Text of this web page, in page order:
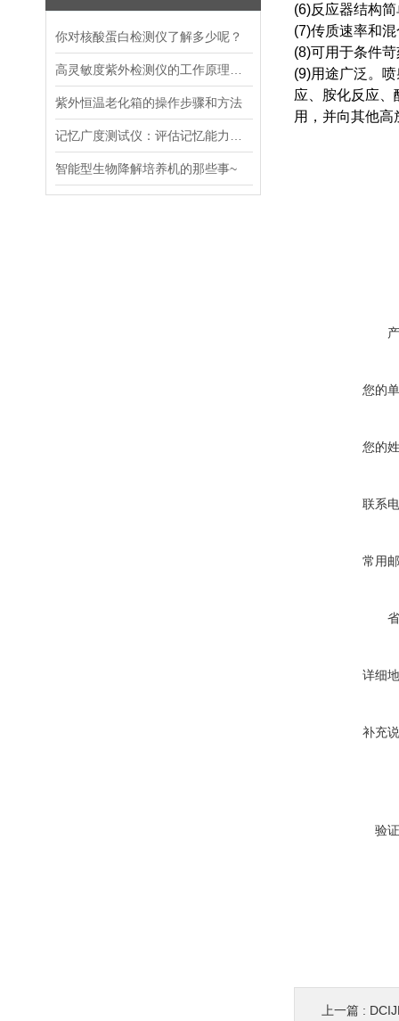
你对核酸蛋白检测仪了解多少呢？
紫外恒温老化箱的操作步骤和方法
智能型生物降解培养机的那些事~
(6)反应器结构
(7)传质速率和
(8)可用于条件
(9)用途广泛。
应、胺化反应
用，并向其他
您的
您的
联系
常用
详细
补充
验
上一篇 :